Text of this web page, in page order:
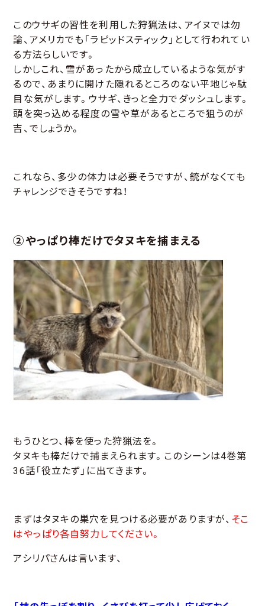
このウサギの習性を利用した狩猟法は、アイヌでは勿
論、アメリカでも「ラピッドスティック」として行われてい
る方法らしいです。
しかしこれ、雪があったから成立しているような気がす
るので、あまりに開けた隠れるところのない平地じゃ駄
目な気がします。ウサギ、きっと全力でダッシュします。
頭を突っ込める程度の雪や草があるところで狙うのが
吉、でしょうか。
これなら、多少の体力は必要そうですが、銃がなくても
チャレンジできそうですね！
②やっぱり棒だけでタヌキを捕まえる
もうひとつ、棒を使った狩猟法を。
タヌキも棒だけで捕まえられます。このシーンは4巻第
36話「役立たず」に出てきます。
まずはタヌキの巣穴を見つける必要がありますが、 そこ
はやっぱり各自努力してください。
アシリパさんは言います、